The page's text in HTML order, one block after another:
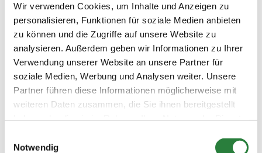
Wir verwenden Cookies, um Inhalte und Anzeigen zu
personalisieren, Funktionen für soziale Medien anbieten
zu können und die Zugriffe auf unsere Website zu
analysieren. Außerdem geben wir Informationen zu Ihrer
Verwendung unserer Website an unsere Partner für
soziale Medien, Werbung und Analysen weiter. Unsere
Partner führen diese Informationen möglicherweise mit
weiteren Daten zusammen, die Sie ihnen bereitgestellt
Notwendig
0 WB
30.09.2017
(v)
2. Reiter-WB Schritt - Trab SOS
Preisgeld
LKL/Art
30.09.2017
3. Reiter-WB Schritt - Trab -
SOS
Preisgeld